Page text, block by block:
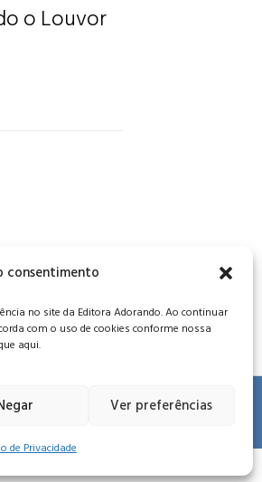
consentimento
no site da Editora Adorando. Ao continuar
com o uso de cookies conforme nossa
aqui.
Ver preferências
de Privacidade
o Louvor